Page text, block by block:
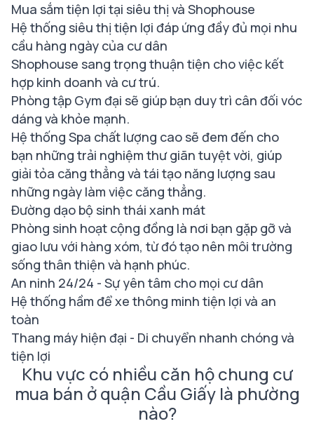
Mua sắm tiện lợi tại siêu thị và Shophouse
Hệ thống siêu thị tiện lợi đáp ứng đầy đủ mọi nhu
cầu hàng ngày của cư dân
Shophouse sang trọng thuận tiện cho việc kết
hợp kinh doanh và cư trú.
Phòng tập Gym đại sẽ giúp bạn duy trì cân đối vóc
dáng và khỏe mạnh.
Hệ thống Spa chất lượng cao sẽ đem đến cho
bạn những trải nghiệm thư giãn tuyệt vời, giúp
giải tỏa căng thẳng và tái tạo năng lượng sau
những ngày làm việc căng thẳng.
Đường dạo bộ sinh thái xanh mát
Phòng sinh hoạt cộng đồng là nơi bạn gặp gỡ và
giao lưu với hàng xóm, từ đó tạo nên môi trường
sống thân thiện và hạnh phúc.
An ninh 24/24 - Sự yên tâm cho mọi cư dân
Hệ thống hầm để xe thông minh tiện lợi và an
toàn
Thang máy hiện đại - Di chuyển nhanh chóng và
tiện lợi
Khu vực có nhiều căn hộ chung cư
mua bán ở quận Cầu Giấy là phường
nào?